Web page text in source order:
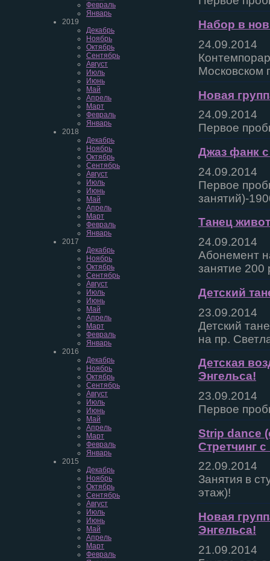
Февраль
Январь
2019
Декабрь
Ноябрь
Октябрь
Сентябрь
Август
Июль
Июнь
Май
Апрель
Март
Февраль
Январь
2018
Декабрь
Ноябрь
Октябрь
Сентябрь
Август
Июль
Июнь
Май
Апрель
Март
Февраль
Январь
2017
Декабрь
Ноябрь
Октябрь
Сентябрь
Август
Июль
Июнь
Май
Апрель
Март
Февраль
Январь
2016
Декабрь
Ноябрь
Октябрь
Сентябрь
Август
Июль
Июнь
Май
Апрель
Март
Февраль
Январь
2015
Декабрь
Ноябрь
Октябрь
Сентябрь
Август
Июль
Июнь
Май
Апрель
Март
Февраль
Набор в
24.09.2014
Московском
Новая
24.09.2014
Первое
Джаз фанк
24.09.2014
Первое
занятий)-
Танец
24.09.2014
Абонемент
занятие 200
Детский
23.09.2014
Детский
на пр.
Детская
Энгельса!
23.09.2014
Первое
Strip dance
Стретчинг
22.09.2014
Занятия в
этаж)!
Новая
Энгельса!
21.09.2014